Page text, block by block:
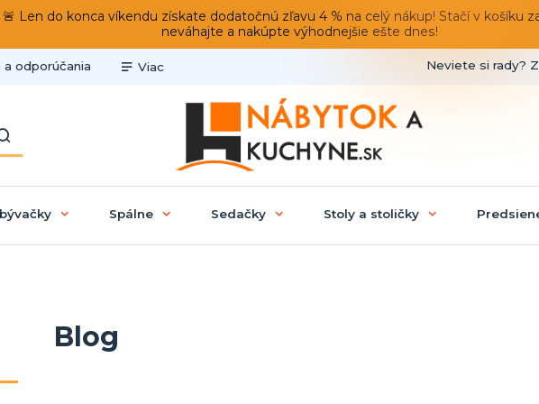
Len do konca víkendu získate dodatočnú zľavu 4 % na celý nákup! Stačí v košíku
neváhajte a nakúpte výhodnejšie ešte dnes!
a odporúčania Viac Neviete si rady?
Spálne Sedačky Stoly a stoličky
Blog